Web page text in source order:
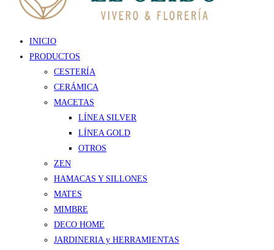
INICIO
PRODUCTOS
CESTERÍA
CERÁMICA
MACETAS
LÍNEA SILVER
LÍNEA GOLD
OTROS
ZEN
HAMACAS Y SILLONES
MATES
MIMBRE
DECO HOME
JARDINERIA y HERRAMIENTAS